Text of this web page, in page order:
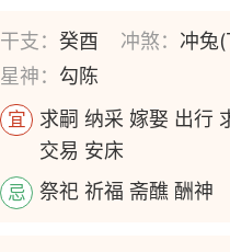
干支：癸酉 冲煞： 冲兔
星神： 勾陈
宜
求嗣 纳采 嫁娶 出行
交易 安床
忌 祭祀 祈福 斋醮 酬神